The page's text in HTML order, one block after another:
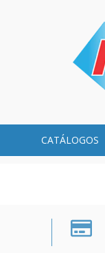
CATÁLOGOS